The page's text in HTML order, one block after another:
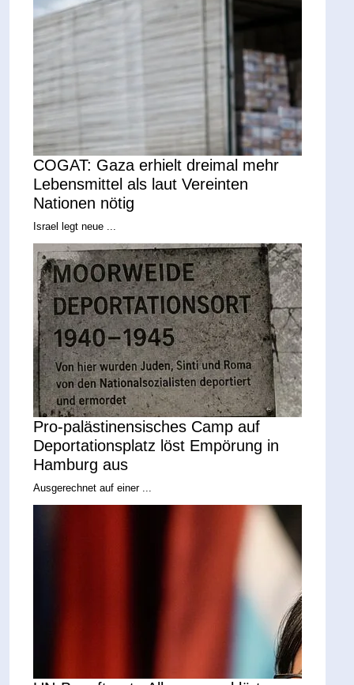
COGAT: Gaza erhielt dreimal mehr
Lebensmittel als laut Vereinten
Nationen nötig
Israel legt neue ...
Pro-palästinensisches Camp auf
Deportationsplatz löst Empörung in
Hamburg aus
Ausgerechnet auf einer ...